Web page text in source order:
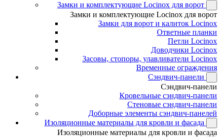
Замки и комплектующие Locinox для ворот
Замки и комплектующие Locinox для ворот
Замки для ворот и калиток Locinox
Ответные планки
Петли Locinox
Доводчики Locinox
Засовы, стопоры, улавливатели Locinox
Временные ограждения
Сэндвич-панели
Сэндвич-панели
Кровельные сэндвич-панели
Стеновые сэндвич-панели
Доборные элементы сэндвич-панелей
Изоляционные материалы для кровли и фасада
Изоляционные материалы для кровли и фасада